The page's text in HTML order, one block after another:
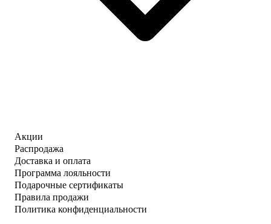
Акции
Распродажа
Доставка и оплата
Программа лояльности
Подарочные сертификаты
Правила продажи
Политика конфиденциальности